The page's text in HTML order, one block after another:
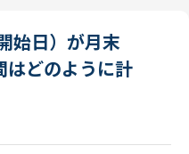
始日）が月末
はどのように計